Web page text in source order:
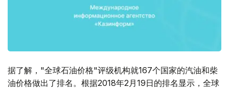
据了解，"全球石油价格"评级机构就167个国家的汽油和柴
油价格做出了排名。根据2018年2月19日的排名显示，全球